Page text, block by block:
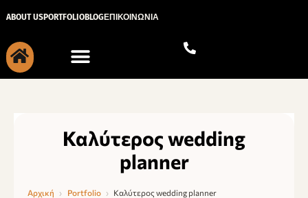
περιεχόμενο
ABOUT USPORTFOLIOBLOGΕΠΙΚΟΙΝΩΝΙΑ
Καλύτερος wedding
planner
Αρχική › Portfolio › Καλύτερος wedding planner